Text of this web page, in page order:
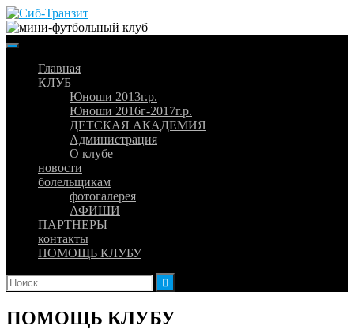
Skip
to
content
Главная
КЛУБ
Юноши 2013г.р.
Юноши 2016г-2017г.р.
ДЕТСКАЯ АКАДЕМИЯ
Администрация
О клубе
новости
болельщикам
фотогалерея
АФИШИ
ПАРТНЕРЫ
контакты
ПОМОЩЬ КЛУБУ
Найти:
ПОМОЩЬ КЛУБУ